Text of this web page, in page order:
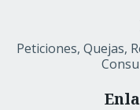
Peticiones, Quejas,